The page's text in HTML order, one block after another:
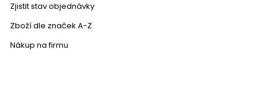
Zjistit stav objednávky
Zboží dle značek A-Z
Nákup na firmu